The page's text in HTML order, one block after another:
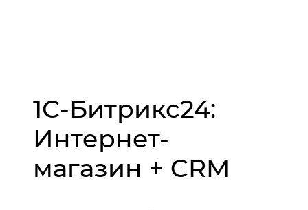
1С-Битрикс24:
Интернет-
магазин + CRM